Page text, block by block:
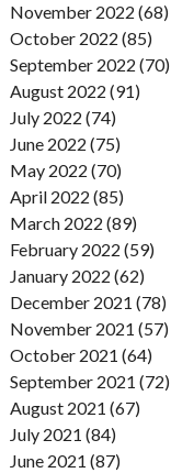
November 2022 (68)
October 2022 (85)
September 2022 (70)
August 2022 (91)
July 2022 (74)
June 2022 (75)
May 2022 (70)
April 2022 (85)
March 2022 (89)
February 2022 (59)
January 2022 (62)
December 2021 (78)
November 2021 (57)
October 2021 (64)
September 2021 (72)
August 2021 (67)
July 2021 (84)
June 2021 (87)